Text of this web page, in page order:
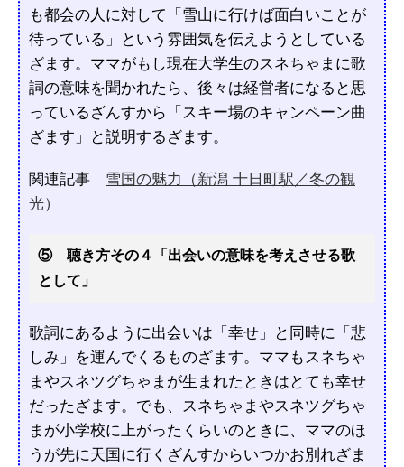
も都会の人に対して「雪山に行けば面白いことが
待っている」という雰囲気を伝えようとしている
ざます。ママがもし現在大学生のスネちゃまに歌
詞の意味を聞かれたら、後々は経営者になると思
っているざんすから「スキー場のキャンペーン曲
ざます」と説明するざます。
関連記事 雪国の魅力（新潟 十日町駅／冬の観
光）
⑤ 聴き方その４「出会いの意味を考えさせる歌
として」
歌詞にあるように出会いは「幸せ」と同時に「悲
しみ」を運んでくるものざます。ママもスネちゃ
まやスネツグちゃまが生まれたときはとても幸せ
だったざます。でも、スネちゃまやスネツグちゃ
まが小学校に上がったくらいのときに、ママのほ
うが先に天国に行くざんすからいつかお別れざま